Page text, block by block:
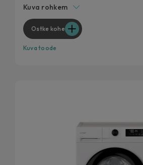
20 aasta jooksul testitud
Eemalda 99% igapäevastest
Kuva rohkem
Ostke kohe
Kuva toode